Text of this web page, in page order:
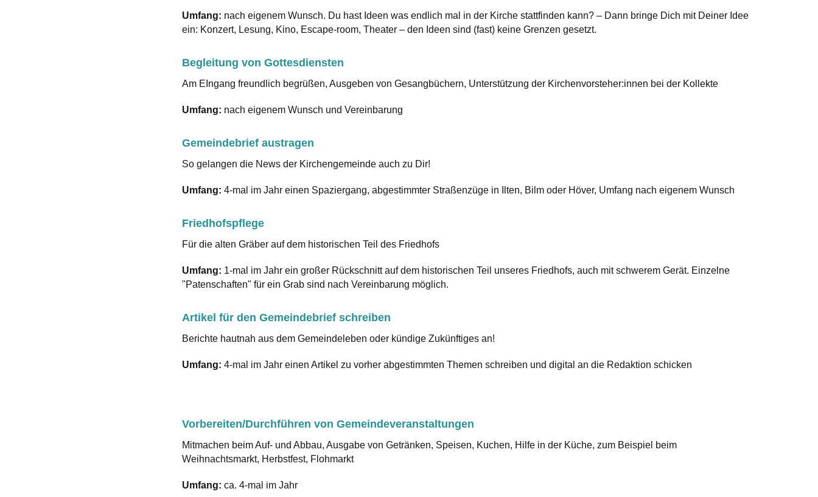
Umfang: nach eigenem Wunsch. Du hast Ideen was endlich mal in der Kirche stattfinden kann? – Dann bringe Dich mit Deiner Idee
ein: Konzert, Lesung, Kino, Escape-room, Theater – den Ideen sind (fast) keine Grenzen gesetzt.
Begleitung von Gottesdiensten
Am EIngang freundlich begrüßen, Ausgeben von Gesangbüchern, Unterstützung der Kirchenvorsteher:innen bei der Kollekte
Umfang: nach eigenem Wunsch und Vereinbarung
Gemeindebrief austragen
So gelangen die News der Kirchengemeinde auch zu Dir!
Umfang: 4-mal im Jahr einen Spaziergang, abgestimmter Straßenzüge in Ilten, Bilm oder Höver, Umfang nach eigenem Wunsch
Friedhofspflege
Für die alten Gräber auf dem historischen Teil des Friedhofs
Umfang: 1-mal im Jahr ein großer Rückschnitt auf dem historischen Teil unseres Friedhofs, auch mit schwerem Gerät. Einzelne
"Patenschaften" für ein Grab sind nach Vereinbarung möglich.
Artikel für den Gemeindebrief schreiben
Berichte hautnah aus dem Gemeindeleben oder kündige Zukünftiges an!
Umfang: 4-mal im Jahr einen Artikel zu vorher abgestimmten Themen schreiben und digital an die Redaktion schicken
Vorbereiten/Durchführen von Gemeindeveranstaltungen
Mitmachen beim Auf- und Abbau, Ausgabe von Getränken, Speisen, Kuchen, Hilfe in der Küche, zum Beispiel beim
Weihnachtsmarkt, Herbstfest, Flohmarkt
Umfang: ca. 4-mal im Jahr